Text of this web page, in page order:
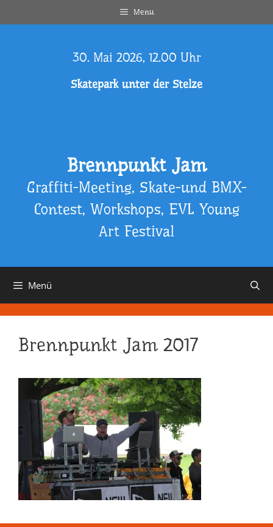
Inhalt
Menu
30. Mai 2026, 12.00 Uhr
Skatepark unter der Stelze
Brennpunkt Jam
Graffiti-Meeting, Skate-und BMX-
Contest, Workshops, EVL Young
Art Festival
Menü
Brennpunkt Jam 2017